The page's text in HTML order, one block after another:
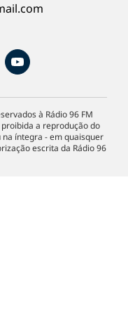
à Rádio 96 FM
proibida a reprodução do
íntegra - em quaisquer
escrita da Rádio 96